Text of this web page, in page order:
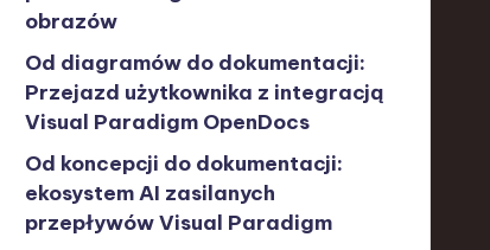
obrazów
Od diagramów do dokumentacji:
Przejazd użytkownika z integracją
Visual Paradigm OpenDocs
Od koncepcji do dokumentacji:
ekosystem AI zasilanych
przepływów Visual Paradigm